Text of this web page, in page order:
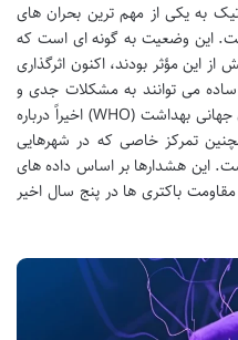
به یکی از مهم ترین بحران های
این وضعیت به گونه ای است که
این مؤثر بودند، اکنون اثرگذاری
می توانند به مشکلات جدی و
تهدیدکننده زندگی تبدیل شوند. سازمان جهانی بهداشت (WHO) اخیراً درباره
تمرکز خاصی که در شهرهایی
این هشدارها بر اساس داده های
مقاومت باکتری ها در پنج سال اخیر